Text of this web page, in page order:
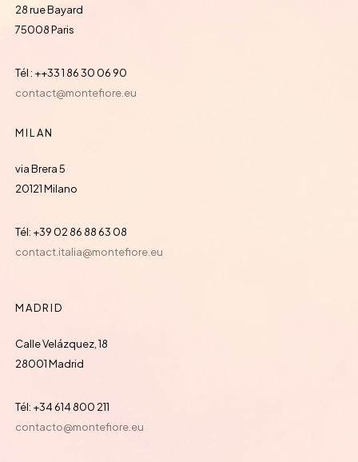
28 rue Bayard
75008 Paris
Tél : ++33 1 86 30 06 90
contact@montefiore.eu
MILAN
via Brera 5
20121 Milano
Tél: +39 02 86 88 63 08
contact.italia@montefiore.eu
MADRID
Calle Velázquez, 18
28001 Madrid
Tél: +34 614 800 211
contacto@montefiore.eu